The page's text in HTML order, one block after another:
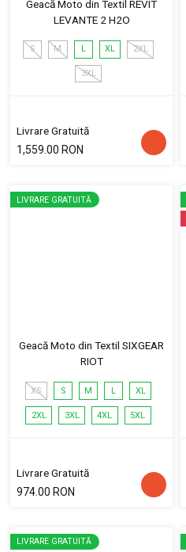
Geacă Moto din Textil REVIT
LEVANTE 2 H2O
S M L XL 2XL
3XL
Livrare Gratuită
1,559.00 RON
LIVRARE GRATUITĂ
Geacă Moto din Textil SIXGEAR
RIOT
XS S M L XL
2XL 3XL 4XL 5XL
Livrare Gratuită
974.00 RON
LIVRARE GRATUITĂ